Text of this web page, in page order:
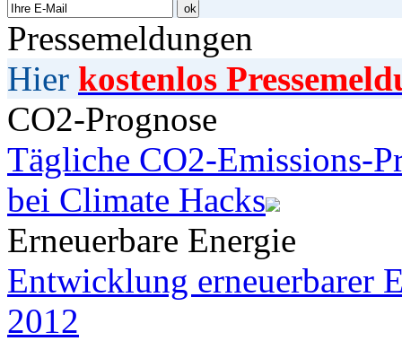
Pressemeldungen
Hier kostenlos
CO2-Prognose
Tägliche CO2-Emissions-
bei Climate Hacks
Erneuerbare Energie
Entwicklung erneuerbarer
2012